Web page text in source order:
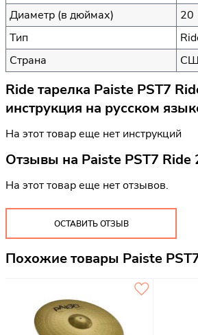
Диаметр (в дюймах)
20
Тип
Страна
Ride тарелка Paiste PST7
инструкция на русском
На этот товар еще нет инструкций
Отзывы на Paiste PST7 Ride
На этот товар еще нет отзывов.
ОСТАВИТЬ ОТЗЫВ
Похожие товары Paiste